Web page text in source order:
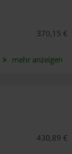
370,15 €
mehr anzeigen
430,89 €